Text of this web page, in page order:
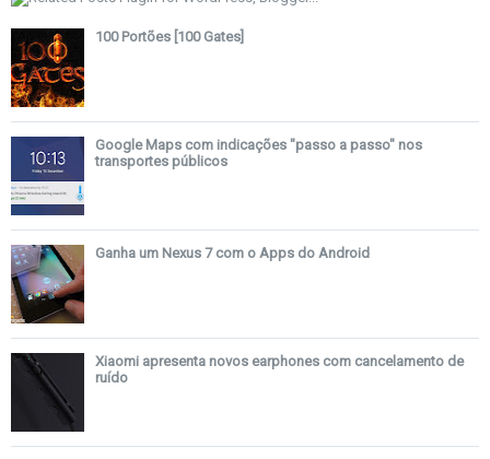
100 Portões [100 Gates]
Google Maps com indicações "passo a passo" nos
transportes públicos
Ganha um Nexus 7 com o Apps do Android
Xiaomi apresenta novos earphones com cancelamento de
ruído